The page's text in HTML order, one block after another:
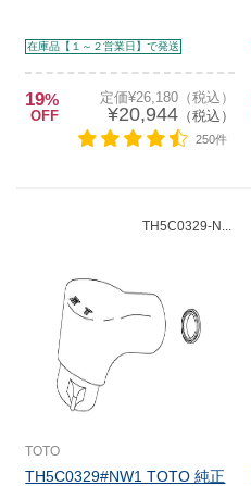
在庫品【１～２営業日】で発送
19%
OFF
定価¥26,180（税込）
¥20,944（税込）
250件
TH5C0329-N...
TOTO
TH5C0329#NW1 TOTO 純正